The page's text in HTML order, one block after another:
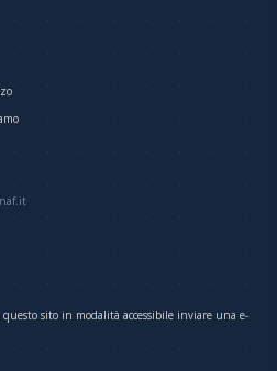
sito in modalità accessibile inviare una e-